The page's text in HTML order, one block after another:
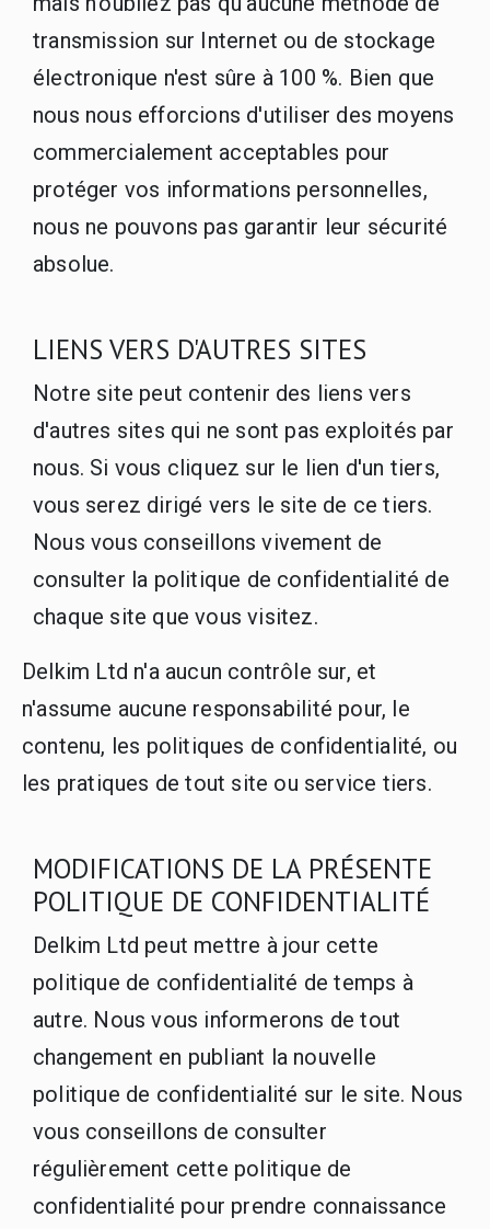
transmission sur Internet ou de stockage
électronique n'est sûre à 100 %. Bien que
nous nous efforcions d'utiliser des moyens
commercialement acceptables pour
protéger vos informations personnelles,
nous ne pouvons pas garantir leur sécurité
absolue.
LIENS VERS D'AUTRES SITES
Notre site peut contenir des liens vers
d'autres sites qui ne sont pas exploités par
nous. Si vous cliquez sur le lien d'un tiers,
vous serez dirigé vers le site de ce tiers.
Nous vous conseillons vivement de
consulter la politique de confidentialité de
chaque site que vous visitez.
Delkim Ltd n'a aucun contrôle sur, et
n'assume aucune responsabilité pour, le
contenu, les politiques de confidentialité, ou
les pratiques de tout site ou service tiers.
MODIFICATIONS DE LA PRÉSENTE
POLITIQUE DE CONFIDENTIALITÉ
Delkim Ltd peut mettre à jour cette
politique de confidentialité de temps à
autre. Nous vous informerons de tout
changement en publiant la nouvelle
politique de confidentialité sur le site. Nous
vous conseillons de consulter
régulièrement cette politique de
confidentialité pour prendre connaissance